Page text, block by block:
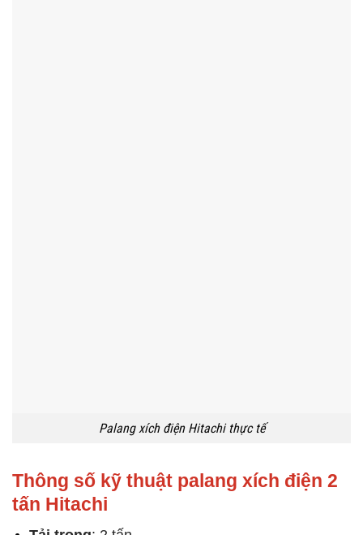
Palang xích điện Hitachi thực tế
Thông số kỹ thuật palang xích điện 2
tấn Hitachi